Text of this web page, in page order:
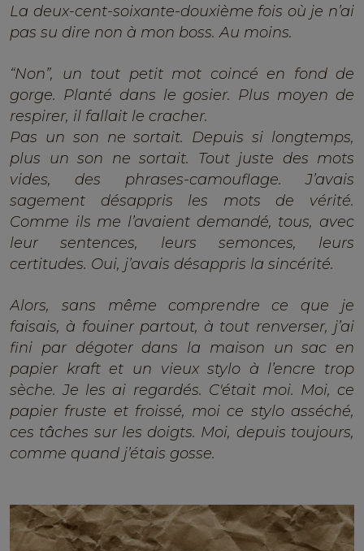
La deux-cent-soixante-douxième fois où je n’ai
pas su dire non à mon boss. Au moins.
“Non”, un tout petit mot coincé en fond de
gorge. Planté dans le gosier. Plus moyen de
respirer, il fallait le cracher.
Pas un son ne sortait. Depuis si longtemps,
plus un son ne sortait. Tout juste des mots
vides, des phrases-camouflage. J’avais
sagement désappris les mots de vérité.
Comme ils me l’avaient demandé, tous, avec
leur sentences, leurs semonces, leurs
certitudes. Oui, j’avais désappris la sincérité.
Alors, sans même comprendre ce que je
faisais, à fouiner partout, à tout renverser, j’ai
fini par dégoter dans la maison un sac en
papier kraft et un vieux stylo à l’encre trop
sèche. Je les ai regardés. C'était moi. Moi, ce
papier fruste et froissé, moi ce stylo asséché,
ces tâches sur les doigts. Moi, depuis toujours,
comme quand j’étais gosse.